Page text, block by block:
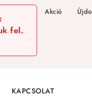
fel.
Akció
KAPCSOLAT